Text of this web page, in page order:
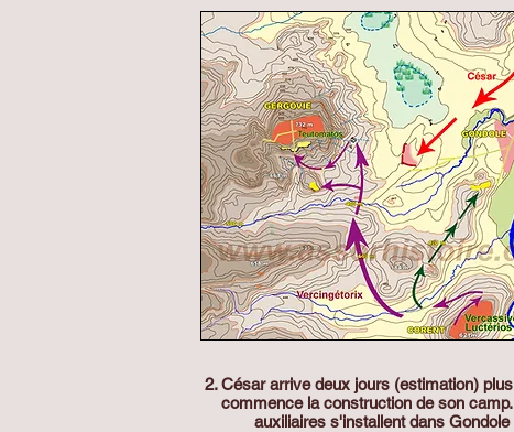
2. César arrive deux jours (estimation)
commence la construction de son
auxiliaires s'installent dans Gondole